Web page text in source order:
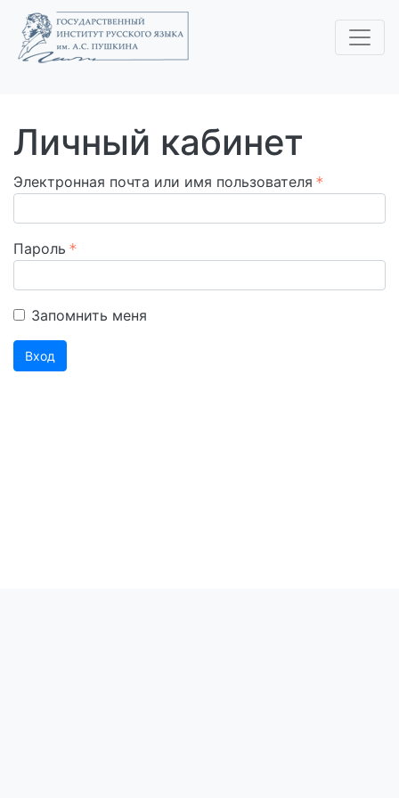
Личный кабинет
Электронная почта или имя пользователя
Пароль
Запомнить меня
Вход